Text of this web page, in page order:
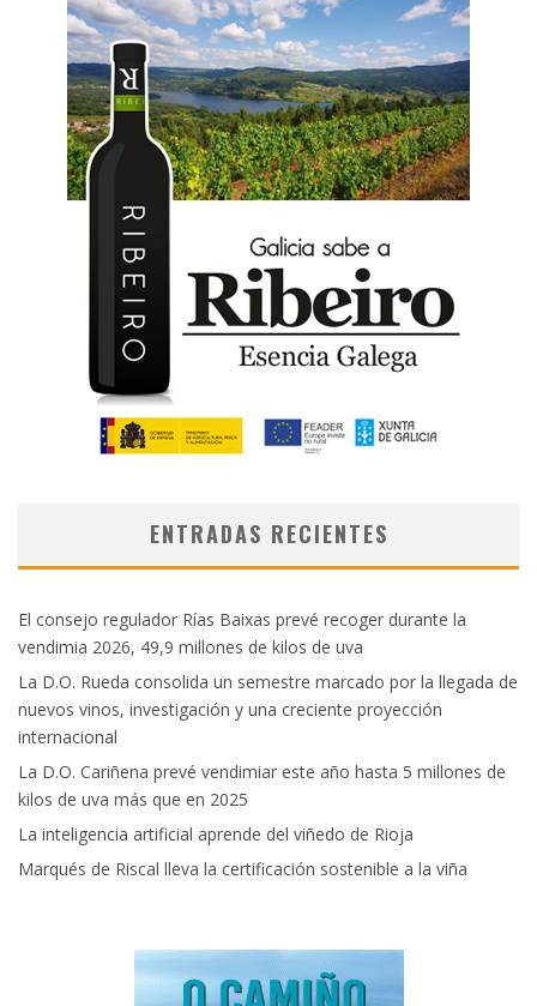
ENTRADAS RECIENTES
El consejo regulador Rías Baixas prevé recoger durante la
vendimia 2026, 49,9 millones de kilos de uva
La D.O. Rueda consolida un semestre marcado por la llegada de
nuevos vinos, investigación y una creciente proyección
internacional
La D.O. Cariñena prevé vendimiar este año hasta 5 millones de
kilos de uva más que en 2025
La inteligencia artificial aprende del viñedo de Rioja
Marqués de Riscal lleva la certificación sostenible a la viña